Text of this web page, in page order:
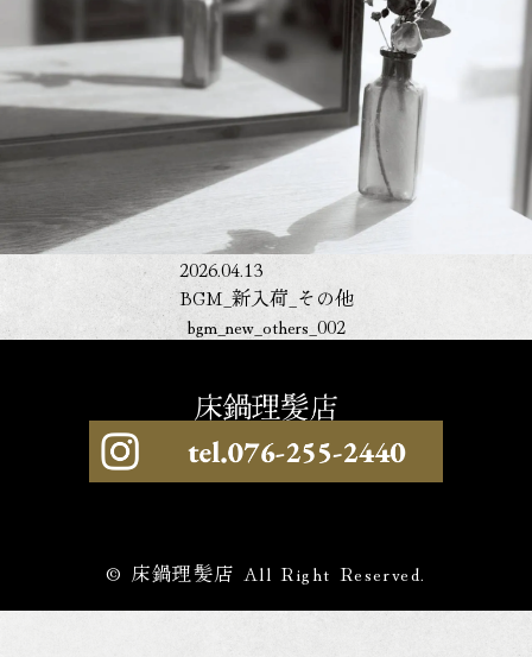
2026.04.13
BGM_新入荷_その他
bgm_new_others_002
© 床鍋理髪店 All Right Reserved.